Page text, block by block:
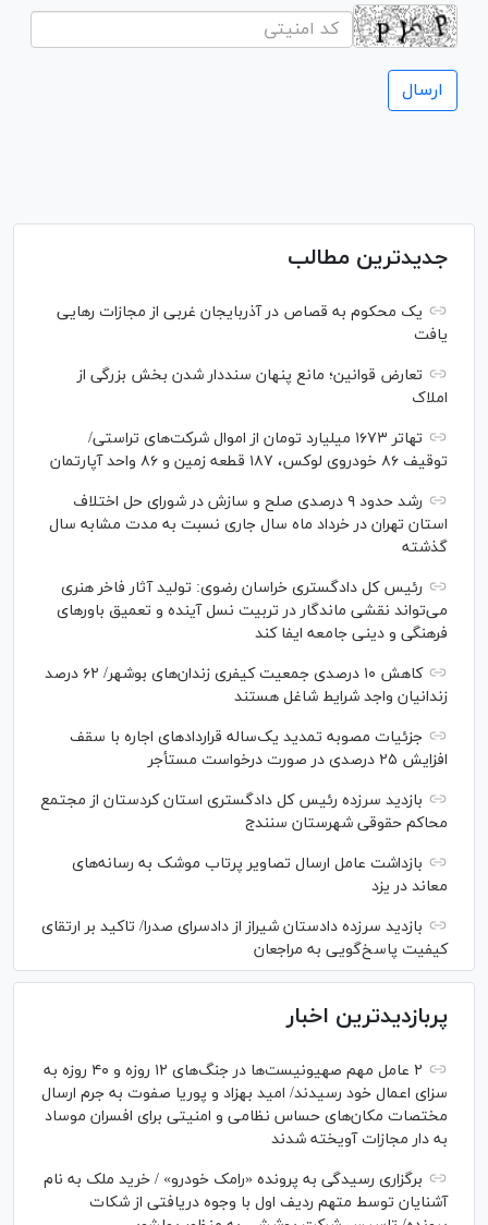
جدیدترین مطالب
یک محکوم به قصاص در آذربایجان‌ غربی از مجازات رهایی
یافت
تعارض قوانین؛ مانع پنهان سنددار شدن بخش بزرگی از
املاک
تهاتر ۱۶۷۳ میلیارد تومان از اموال شرکت‌های تراستی/
توقیف ۸۶ خودروی لوکس، ۱۸۷ قطعه زمین و ۸۶ واحد آپارتمان
رشد حدود ۹ درصدی صلح و سازش در شورای حل اختلاف
استان تهران در خرداد ماه سال جاری نسبت به مدت مشابه سال
گذشته
رئیس کل دادگستری خراسان رضوی: تولید آثار فاخر هنری
می‌تواند نقشی ماندگار در تربیت نسل آینده و تعمیق باور‌های
فرهنگی و دینی جامعه ایفا کند
کاهش ۱۰ درصدی جمعیت کیفری زندان‌های بوشهر/ ۶۲ درصد
زندانیان واجد شرایط شاغل هستند
جزئیات مصوبه تمدید یک‌ساله قرارداد‌های اجاره با سقف
افزایش ۲۵ درصدی در صورت درخواست مستأجر
بازدید سرزده رئیس کل دادگستری استان کردستان از مجتمع
محاکم حقوقی شهرستان سنندج
بازداشت عامل ارسال تصاویر پرتاب موشک به رسانه‌های
معاند در یزد
بازدید سرزده دادستان شیراز از دادسرای صدرا/ تاکید بر ارتقای
کیفیت پاسخ‌گویی به مراجعان
پربازدیدترین اخبار
۲ عامل مهم صهیونیست‌ها در جنگ‌های ۱۲ روزه و ۴۰ روزه به
سزای اعمال خود رسیدند/ امید بهزاد و پوریا صفوت به جرم ارسال
مختصات مکان‌های حساس نظامی و امنیتی برای افسران موساد
به دار مجازات آویخته شدند
برگزاری رسیدگی به پرونده «رامک خودرو» / خرید ملک به نام
آشنایان توسط متهم ردیف اول با وجوه دریافتی از شکات